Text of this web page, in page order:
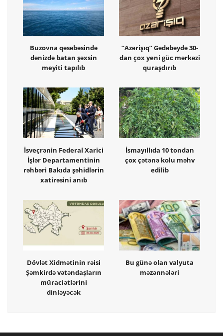
Buzovna qəsəbəsində
dənizdə batan şəxsin
meyiti tapılıb
“Azərişıq” Gədəbəydə 30-
dan çox yeni güc mərkəzi
quraşdırıb
İsveçrənin Federal Xarici
İşlər Departamentinin
rəhbəri Bakıda şəhidlərin
xatirəsini anıb
İsmayıllıda 10 tondan
çox çətənə kolu məhv
edilib
Dövlət Xidmətinin rəisi
Şəmkirdə vətəndaşların
müraciətlərini
dinləyəcək
Bu günə olan valyuta
məzənnələri